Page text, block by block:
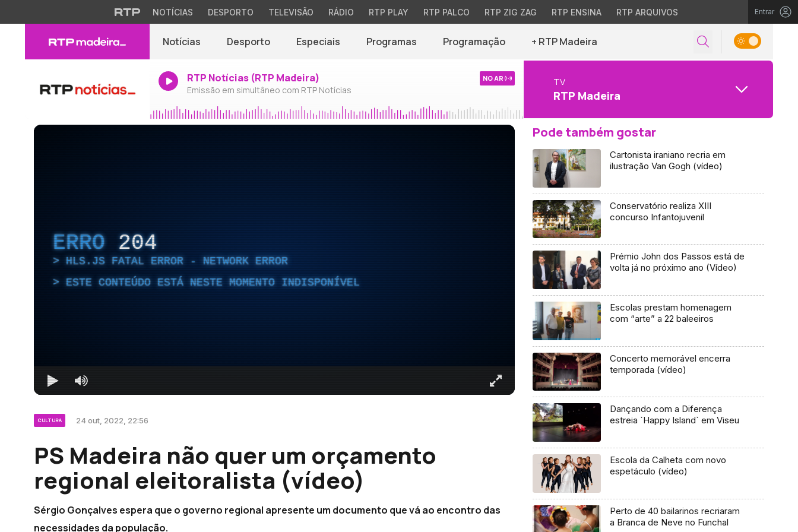
NOTÍCIAS DESPORTO TELEVISÃO RÁDIO RTP PLAY RTP PALCO RTP ZIG ZAG RTP ENSINA RTP ARQUIVOS Entrar
Notícias Desporto Especiais Programas Programação + RTP Madeira
RTP Notícias (RTP Madeira)
Emissão em simultâneo com RTP Notícias
NO AR TV
RTP Madeira
ERRO 204
HLS.JS FATAL ERROR - NETWORK ERROR
ESTE CONTEÚDO ESTÁ NESTE MOMENTO INDISPONÍVEL
CULTURA 24 out, 2022, 22:56
PS Madeira não quer um orçamento
regional eleitoralista (vídeo)
Sérgio Gonçalves espera que o governo regional apresente um documento que vá ao encontro das
necessidades da população.
Pode também gostar
Cartonista iraniano recria em
ilustração Van Gogh (vídeo)
Conservatório realiza XIII
concurso Infantojuvenil
Prémio John dos Passos está de
volta já no próximo ano (Vídeo)
Escolas prestam homenagem
com “arte” a 22 baleeiros
Concerto memorável encerra
temporada (vídeo)
Dançando com a Diferença
estreia `Happy Island` em Viseu
Escola da Calheta com novo
espetáculo (vídeo)
Perto de 40 bailarinos recriaram
a Branca de Neve no Funchal